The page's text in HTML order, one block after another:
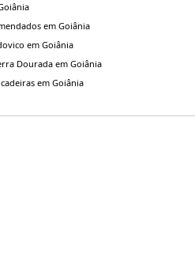
em Goiânia
em Goiânia
Dourada em Goiânia
em Goiânia